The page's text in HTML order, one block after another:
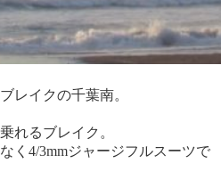
レイクの千葉南。
れるブレイク。
く4/3mmジャージフルスーツで